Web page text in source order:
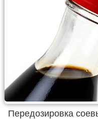
Передозировка